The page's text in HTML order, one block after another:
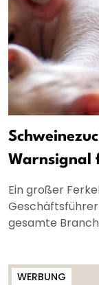
Warnsignal
Ein großer
gesamte
WERBUNG